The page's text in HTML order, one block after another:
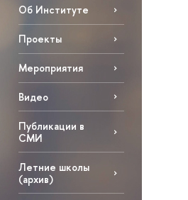
Об Институте
Проекты
Мероприятия
Видео
Публикации в
СМИ
Летние школы
(архив)